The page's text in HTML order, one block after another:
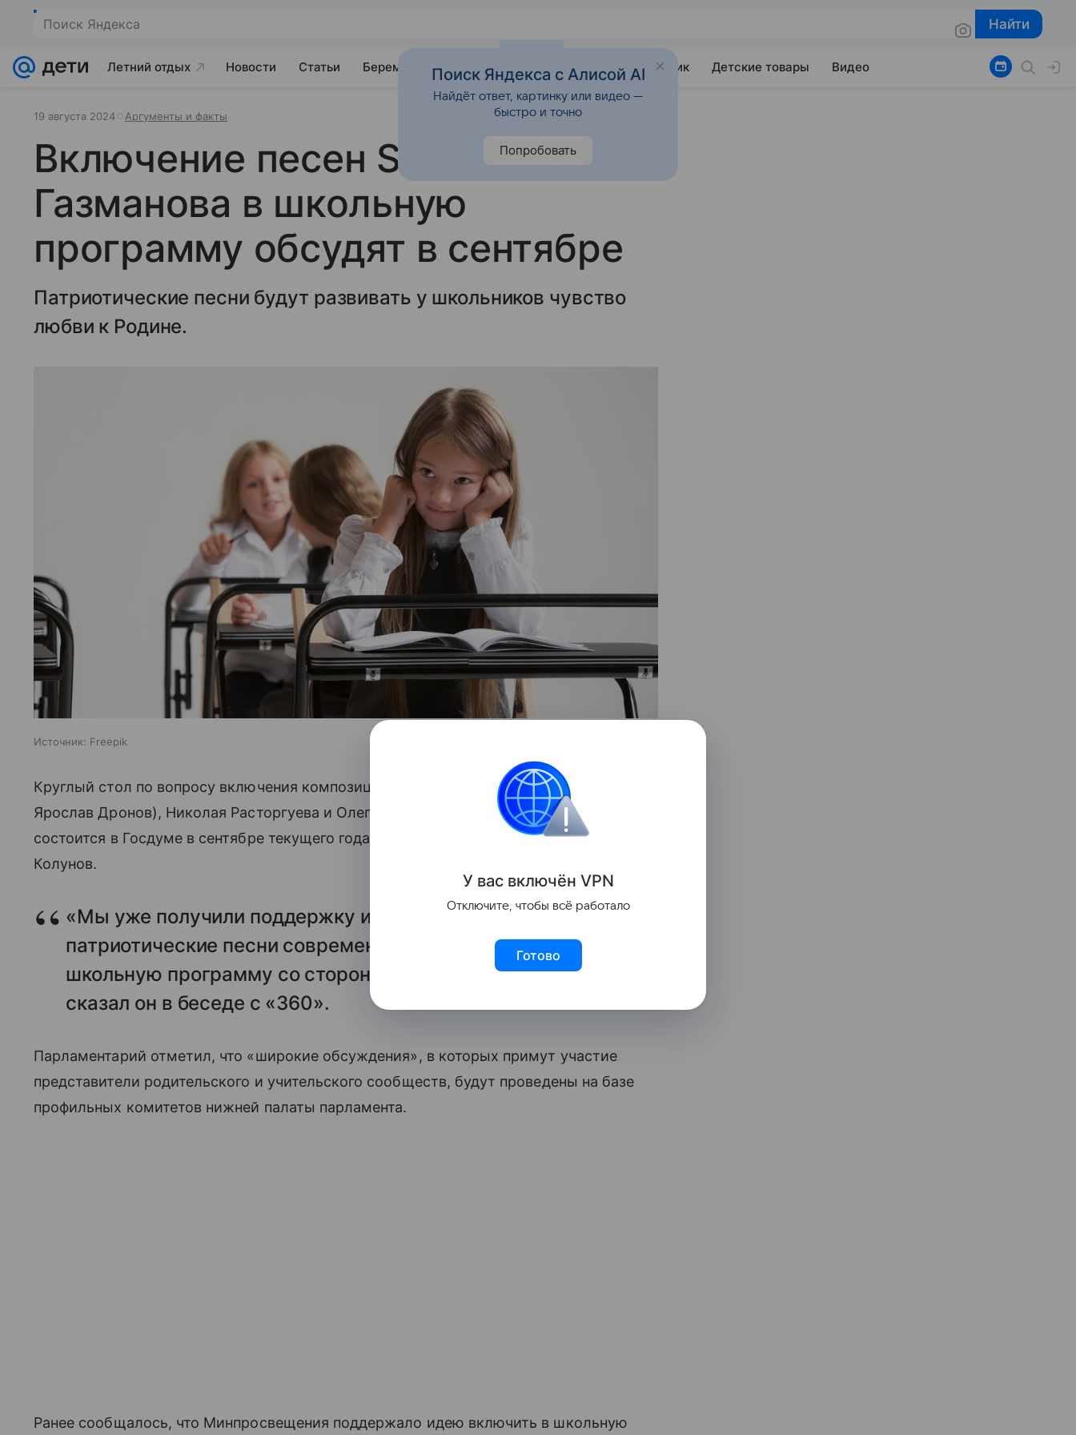
Поиск Яндекса Найти
Найти
Летний отдых Новости Статьи Беременность Развитие Почемучка Учебник Детские товары Видео
19 августа 2024 Аргументы и факты
Включение песен SHAMAN и
Газманова в школьную
программу обсудят в сентябре
Патриотические песни будут развивать у школьников чувство
любви к Родине.
Источник: Freepik
Круглый стол по вопросу включения композиций SHAMAN (настоящее имя —
Ярослав Дронов), Николая Расторгуева и Олега Газманова в школьную программу
состоится в Госдуме в сентябре текущего года, проинформировал депутат ГД Сергей
Колунов.
«Мы уже получили поддержку идеи включить
патриотические песни современных исполнителей в
школьную программу со стороны Минпросвещения», —
сказал он в беседе с «360».
Парламентарий отметил, что «широкие обсуждения», в которых примут участие
представители родительского и учительского сообществ, будут проведены на базе
профильных комитетов нижней палаты парламента.
Ранее сообщалось, что Минпросвещения поддержало идею включить в школьную
У вас включён VPN
Отключите, чтобы всё работало
Готово
Поиск Яндекса с Алисой AI
Найдёт ответ, картинку или видео —
быстро и точно
Попробовать